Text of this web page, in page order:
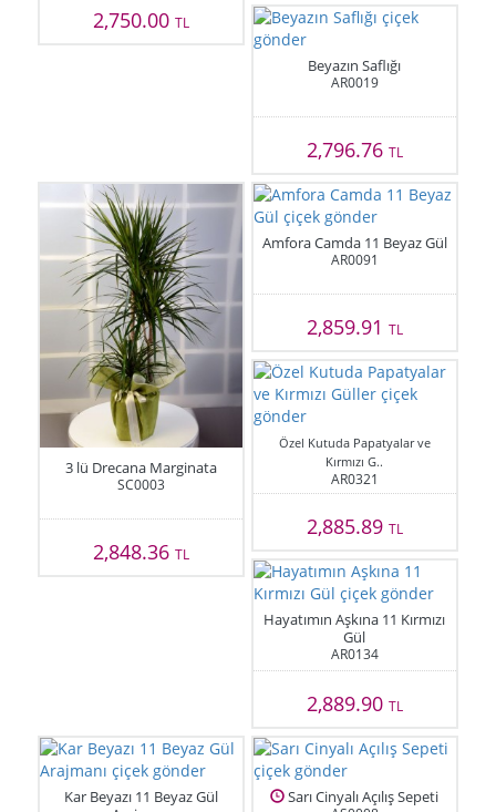
2,750.00TL
Beyazın Saflığı
AR0019
2,796.76 TL
3 lü Drecana Marginata
SC0003
2,848.36TL
Amfora Camda 11 Beyaz Gül
AR0091
2,859.91 TL
Özel Kutuda Papatyalar ve
Kırmızı G..
AR0321
2,885.89 TL
Hayatımın Aşkına 11 Kırmızı
Gül
AR0134
2,889.90 TL
Kar Beyazı 11 Beyaz Gül
Sarı Cinyalı Açılış Sepeti